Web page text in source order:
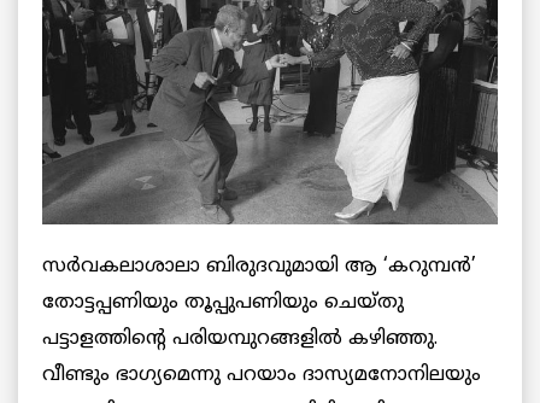
സര്‍വകലാശാലാ ബിരുദവുമായി ആ ‘കറുമ്പന്‍’
തോട്ടപ്പണിയും തൂപ്പുപണിയും ചെയ്തു
പട്ടാളത്തിന്റെ പരിയമ്പുറങ്ങളില്‍ കഴിഞ്ഞു.
വീണ്ടും ഭാഗ്യമെന്നു പറയാം ദാസ്യമനോനിലയും